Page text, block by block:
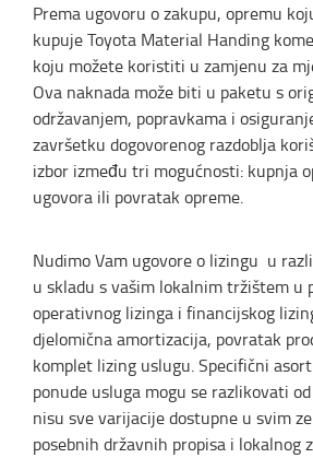
Prema ugovoru o zakupu, opremu
kupuje Toyota Material Handing
koju možete koristiti u zamjenu za
Ova naknada može biti u paketu s
održavanjem, popravkama i
završetku dogovorenog razdoblja
izbor između tri mogućnosti: kupnja
ugovora ili povratak opreme.
Nudimo Vam ugovore o lizingu u
u skladu s vašim lokalnim tržištem u
operativnog lizinga i financijskog
djelomična amortizacija, povratak
komplet lizing uslugu. Specifični
ponude usluga mogu se razlikovati
nisu sve varijacije dostupne u svim
posebnih državnih propisa i lokalnog